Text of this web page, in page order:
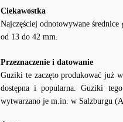
Ciekawostka
Najczęściej odnotowywane
od 13 do 42 mm.
Przeznaczenie i datowanie
Guziki te zaczęto produkować już
dostępna i popularna. Guziki
wytwarzano je m.in. w Salzburgu